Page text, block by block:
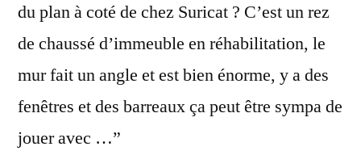
du plan à coté de chez Suricat ? C’est un rez
de chaussé d’immeuble en réhabilitation, le
mur fait un angle et est bien énorme, y a des
fenêtres et des barreaux ça peut être sympa de
jouer avec …”